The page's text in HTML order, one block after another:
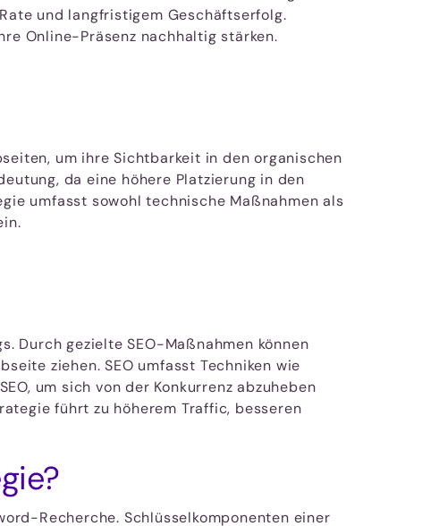
und langfristigem Geschäftserfolg.
Online-Präsenz nachhaltig stärken.
um ihre Sichtbarkeit in den organischen
da eine höhere Platzierung in den
umfasst sowohl technische Maßnahmen als
Durch gezielte SEO-Maßnahmen können
ziehen. SEO umfasst Techniken wie
um sich von der Konkurrenz abzuheben
führt zu höherem Traffic, besseren
Recherche. Schlüsselkomponenten einer